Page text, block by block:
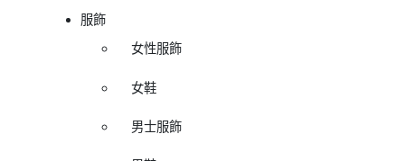
服飾
女性服飾
女鞋
男士服飾